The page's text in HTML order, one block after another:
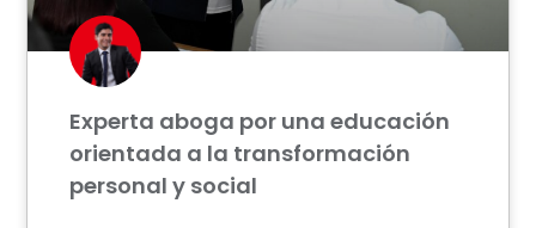
Experta aboga por una educación
orientada a la transformación
personal y social